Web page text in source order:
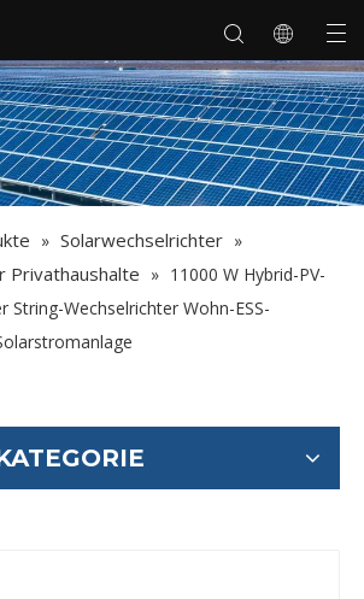
» Solarwechselrichter »
Privathaushalte » 11000 W Hybrid-PV-
String-Wechselrichter Wohn-ESS-